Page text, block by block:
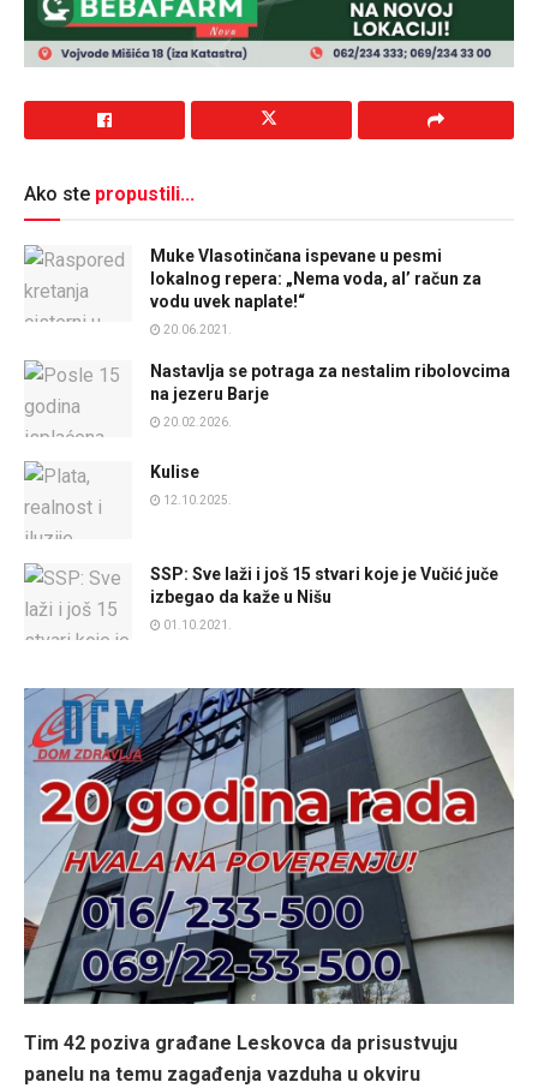
Ako ste propustili...
Muke Vlasotinčana ispevane u pesmi
lokalnog repera: „Nema voda, al’ račun za
vodu uvek naplate!“
20.06.2021.
Nastavlja se potraga za nestalim ribolovcima
na jezeru Barje
20.02.2026.
Kulise
12.10.2025.
SSP: Sve laži i još 15 stvari koje je Vučić juče
izbegao da kaže u Nišu
01.10.2021.
Tim 42 poziva građane Leskovca da prisustvuju
panelu na temu zagađenja vazduha u okviru